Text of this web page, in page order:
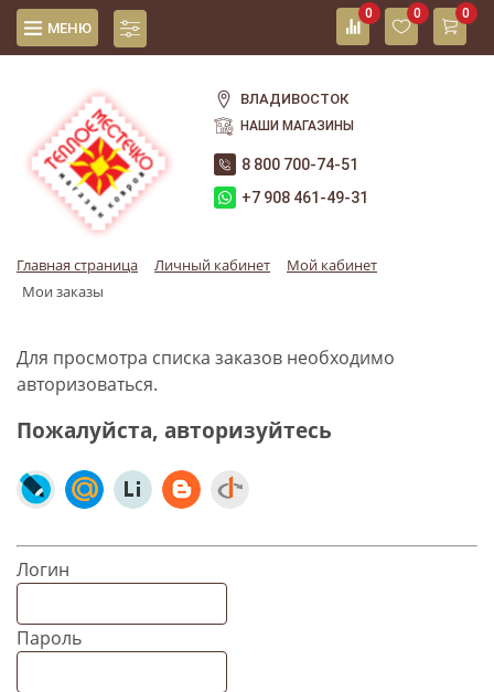
МЕНЮ
0 0 0
ВЛАДИВОСТОК
НАШИ МАГАЗИНЫ
8 800 700-74-51
+7 908 461-49-31
Главная страница Личный кабинет
Мой кабинет
Мои заказы
Для просмотра списка заказов необходимо
авторизоваться.
Пожалуйста, авторизуйтесь
Логин
Пароль